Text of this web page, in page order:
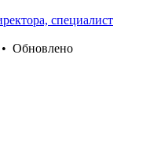
специалист
• Обновлено